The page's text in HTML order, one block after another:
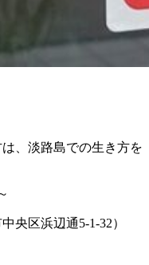
、淡路島での生き方を
央区浜辺通5-1-32）